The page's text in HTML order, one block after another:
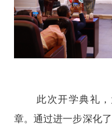
此次开学典礼
章。通过进一步深化